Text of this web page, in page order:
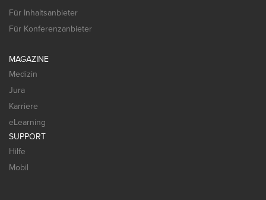
Für Inhaltsanbieter
Für Konferenzanbieter
MAGAZINE
Medizin
Jura
Karriere
eLearning
SUPPORT
Hilfe
Mobil